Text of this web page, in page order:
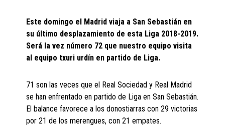
Este domingo el Madrid viaja a San Sebastián en
su último desplazamiento de esta Liga 2018-2019.
Será la vez número 72 que nuestro equipo visita
al equipo txuri urdín en partido de Liga.
71 son las veces que el Real Sociedad y Real Madrid
se han enfrentado en partido de Liga en San Sebastián.
El balance favorece a los donostiarras con 29 victorias
por 21 de los merengues, con 21 empates.